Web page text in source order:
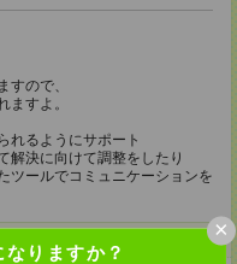
りますか？
×
すので、
ますよ。
れるようにサポート
解決に向けて調整をしたり
ールでコミュニケーションを